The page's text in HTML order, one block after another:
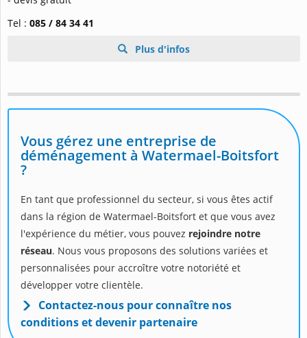
Tel : 085 / 84 34 41
Plus d'infos
Vous gérez une entreprise de
déménagement à Watermael-Boitsfort
?
En tant que professionnel du secteur, si vous êtes actif
dans la région de Watermael-Boitsfort et que vous avez
l'expérience du métier, vous pouvez rejoindre notre
réseau. Nous vous proposons des solutions variées et
personnalisées pour accroître votre notoriété et
développer votre clientèle.
Contactez-nous pour connaître nos
conditions et devenir partenaire